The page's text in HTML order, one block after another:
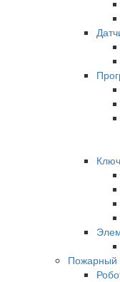
Пожарный